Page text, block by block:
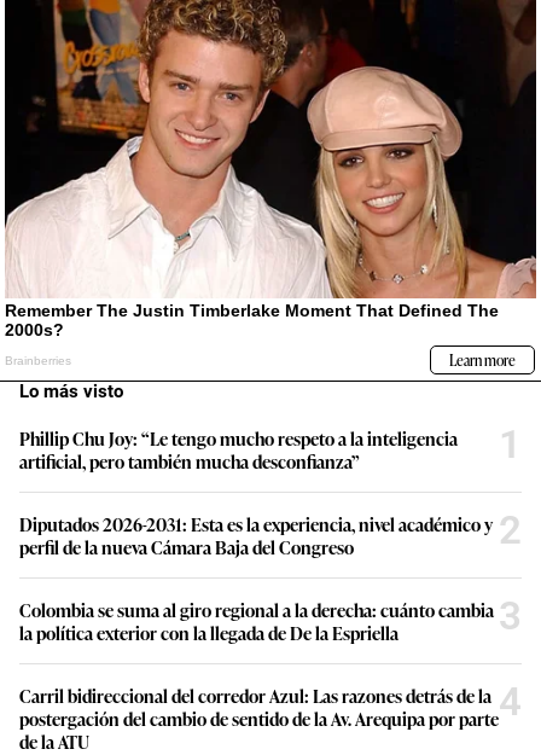
Lo más visto
Phillip Chu Joy: “Le tengo mucho respeto a la inteligencia
artificial, pero también mucha desconfianza”
1
Diputados 2026-2031: Esta es la experiencia, nivel académico y
perfil de la nueva Cámara Baja del Congreso
2
Colombia se suma al giro regional a la derecha: cuánto cambia
la política exterior con la llegada de De la Espriella
3
Carril bidireccional del corredor Azul: Las razones detrás de la
postergación del cambio de sentido de la Av. Arequipa por parte
de la ATU
4